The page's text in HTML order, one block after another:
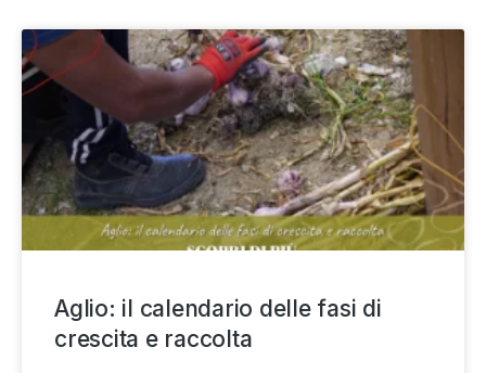
Aglio: il calendario delle fasi di
crescita e raccolta